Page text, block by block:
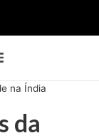
na Índia
da